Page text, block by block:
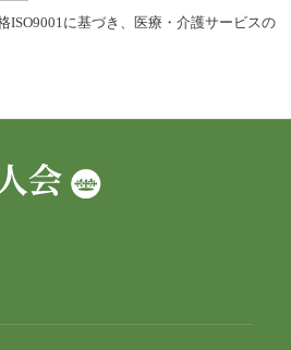
ISO9001に基づき、医療・介護サービスの